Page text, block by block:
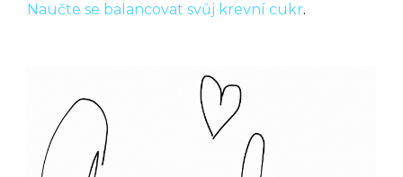
Naučte se balancovat svůj krevní cukr.